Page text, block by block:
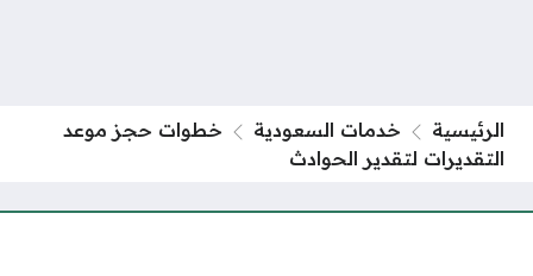
الرئيسية خدمات السعودية
خطوات حجز موعد
التقديرات لتقدير الحوادث